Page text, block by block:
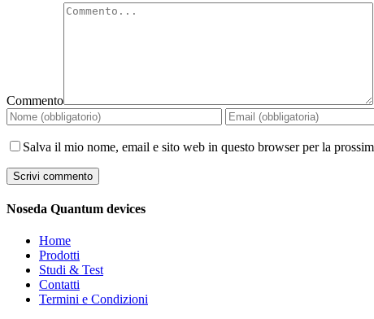
Commento
Salva il mio nome, email e sito web in questo browser per la
Noseda Quantum devices
Home
Prodotti
Studi & Test
Contatti
Termini e Condizioni